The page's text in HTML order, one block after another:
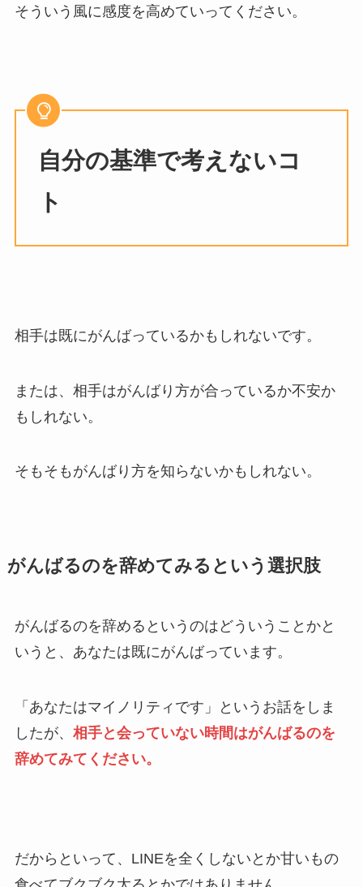
そういう風に感度を高めていってください。
自分の基準で考えないコ
ト
相手は既にがんばっているかもしれないです。
または、相手はがんばり方が合っているか不安か
もしれない。
そもそもがんばり方を知らないかもしれない。
がんばるのを辞めてみるという選択肢
がんばるのを辞めるというのはどういうことかと
いうと、あなたは既にがんばっています。
「あなたはマイノリティです」というお話をしま
したが、 相手と会っていない時間はがんばるのを
辞めてみてください。
だからといって、LINEを全くしないとか甘いもの